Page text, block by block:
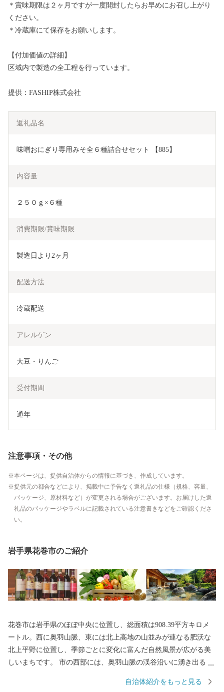
＊賞味期限は２ヶ月ですが一度開封したらお早めにお召し上がり
ください。
＊冷蔵庫にて保存をお願いします。
【付加価値の詳細】
区域内で製造の全工程を行っています。
提供：FASHIP株式会社
返礼品名
味噌おにぎり専用みそ全６種詰合せセット 【885】
内容量
２５０ｇ×６種
消費期限/賞味期限
製造日より2ヶ月
配送方法
冷蔵配送
アレルゲン
大豆・りんご
受付期間
通年
注意事項・その他
本ページは、提供自治体からの情報に基づき、作成しています。
提供元の都合などにより、掲載中に予告なく返礼品の仕様（規格、容量、
パッケージ、原材料など）が変更される場合がございます。お届けした返
礼品のパッケージやラベルに記載されている注意書きなどをご確認くださ
い。
岩手県花巻市のご紹介
花巻市は岩手県のほぼ中央に位置し、総面積は908.39平方キロメ
ートル。西に奥羽山脈、東には北上高地の山並みが連なる肥沃な
北上平野に位置し、季節ごとに変化に富んだ自然風景が広がる美
しいまちです。 市の西部には、奥羽山脈の渓谷沿いに湧き出る花
る湯けむりと深山の緑、目の前を流れる清流が、情緒豊かな風景
自治体紹介をもっと見る